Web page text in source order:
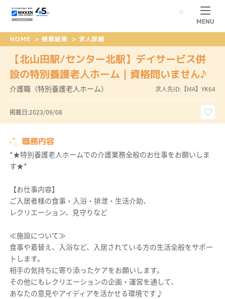
MENU
HOME > 検索結果 > 求人詳細
【北山田駅/センター北駅】デイサービス併
設の特別養護老人ホーム｜資格問いません♪
介護職（特別養護老人ホーム） 求人先ID:【MA】YK64
掲載日:2023/09/08
職務内容
*★特別養護老人ホームでの介護業務全般のお仕事をお願いしま
す★*
【お仕事内容】
ご入居者様の食事・入浴・排泄・生活介助、
レクリエーション、見守りなど
≪施設について≫
食事や着替え、入浴など、入居されている方の生活全般をサポー
トします。
相手の気持ちに寄り添ったケアをお願いします。
その他にもレクリエーションの企画・運営を通して、
あなたの意見やアイディアを活かせる環境です♪